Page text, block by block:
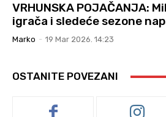
VRHUNSKA POJAČANJA:
igrača i sledeće sezone
Marko - 19 Mar 2026. 14:23
OSTANITE POVEZANI